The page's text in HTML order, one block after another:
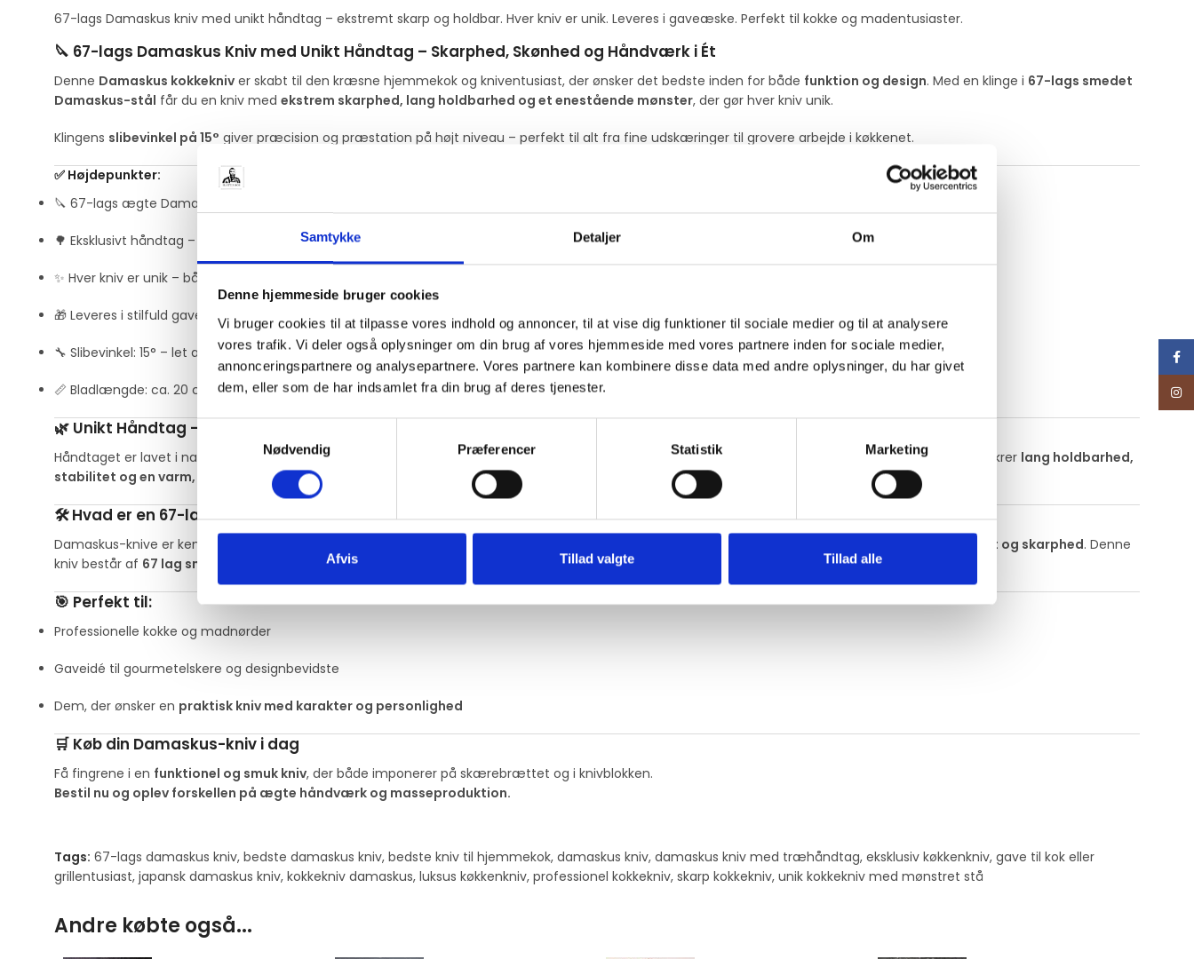
Samtykke Detaljer Om
Denne hjemmeside bruger cookies
Vi bruger cookies til at tilpasse vores indhold og annoncer, til at vise dig funktioner til sociale medier og til at analysere
vores trafik. Vi deler også oplysninger om din brug af vores hjemmeside med vores partnere inden for sociale medier,
annonceringspartnere og analysepartnere. Vores partnere kan kombinere disse data med andre oplysninger, du har givet
dem, eller som de har indsamlet fra din brug af deres tjenester.
Samtykkevalg
Nødvendig
Præferencer Statistik Marketing
Afvis Tillad valgte Tillad alle
67-lags Damaskus kniv med unikt håndtag – ekstremt skarp og holdbar. Hver kniv er unik. Leveres i gaveæske. Perfekt til kokke og madentusiaster.
🔪 67-lags Damaskus Kniv med Unikt Håndtag – Skarphed, Skønhed og Håndværk i Ét
Denne Damaskus kokkekniv er skabt til den kræsne hjemmekok og kniventusiast, der ønsker det bedste inden for både funktion og design. Med en klinge i 67-lags smedet
Damaskus-stål får du en kniv med ekstrem skarphed, lang holdbarhed og et enestående mønster, der gør hver kniv unik.
Klingens slibevinkel på 15° giver præcision og præstation på højt niveau – perfekt til alt fra fine udskæringer til grovere arbejde i køkkenet.
✅ Højdepunkter:
🔪 67-lags ægte Damaskus-stål – for maksimal styrke og fleksibilitet
🌳 Eksklusivt håndtag – vakuumtørret og farvet for at fremhæve træets naturlige årringe
✨ Hver kniv er unik – både i mønster og farvespil
🎁 Leveres i stilfuld gaveæske – ideel som gave eller samlerobjekt
🔧 Slibevinkel: 15° – let at vedligeholde og slibe
📏 Bladlængde: ca. 20 cm | Total længde: ca. 36 cm
🌿 Unikt Håndtag – Design og Holdbarhed
Håndtaget er lavet i naturligt træ, som ervakuumtørret og efterfølgende farvet , så træets struktur og karakter træder tydeligt frem. Behandlingen sikrer lang holdbarhed,
stabilitet og en varm, eksklusiv finish
. Hvert håndtag har sit helt eget udtryk – derfor vil farvenuancen kunne variere fra produktbilledet.
🛠️ Hvad er en 67-lags Damaskus kniv?
Damaskus-knive er kendt for deres ekstra styrke, fleksibilitet og skarphed. Denne
kniv består af 67 lag smedet stål , foldet og poleret efter traditionel japansk metode – hvilket sikrer både kvalitet og visuel elegance
🎯 Perfekt til:
Professionelle kokke og madnørder
Gaveidé til gourmetelskere og designbevidste
Dem, der ønsker en praktisk kniv med karakter og personlighed
🛒 Køb din Damaskus-kniv i dag
Få fingrene i en funktionel og smuk kniv, der både imponerer på skærebrættet og i knivblokken.
Bestil nu og oplev forskellen på ægte håndværk og masseproduktion.
Tags: 67-lags damaskus kniv, bedste damaskus kniv, bedste kniv til hjemmekok, damaskus kniv, damaskus kniv med træhåndtag, eksklusiv køkkenkniv, gave til kok eller
grillentusiast, japansk damaskus kniv, kokkekniv damaskus, luksus køkkenkniv, professionel kokkekniv, skarp kokkekniv, unik kokkekniv med mønstret stå
Andre købte også...